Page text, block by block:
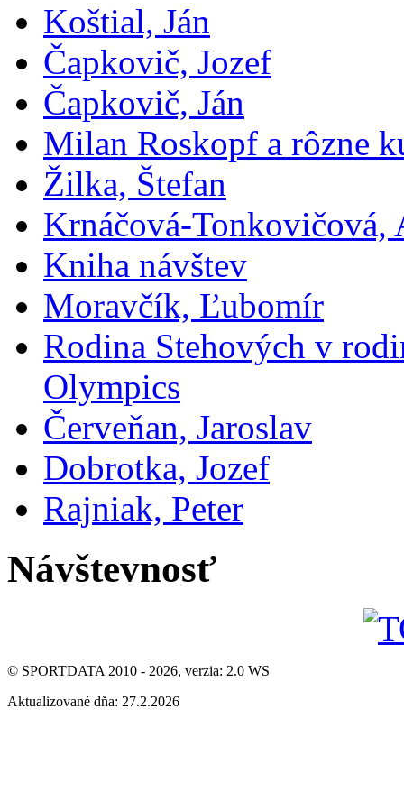
Koštial, Ján
Čapkovič, Jozef
Čapkovič, Ján
Milan Roskopf a rôzne
Žilka, Štefan
Krnáčová-Tonkovičová,
Kniha návštev
Moravčík, Ľubomír
Rodina Stehových v
Olympics
Červeňan, Jaroslav
Dobrotka, Jozef
Rajniak, Peter
Návštevnosť
© SPORTDATA 2010 - 2026, verzia: 2.0 WS
Aktualizované dňa: 27.2.2026